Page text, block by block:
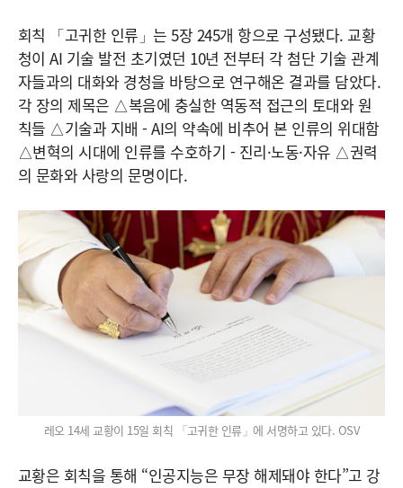
회칙 「고귀한 인류」는 5장 245개 항으로 구성됐다. 교황
청이 AI 기술 발전 초기였던 10년 전부터 각 첨단 기술 관계
자들과의 대화와 경청을 바탕으로 연구해온 결과를 담았다.
각 장의 제목은 △복음에 충실한 역동적 접근의 토대와 원
칙들 △기술과 지배 - AI의 약속에 비추어 본 인류의 위대함
△변혁의 시대에 인류를 수호하기 - 진리·노동·자유 △권력
의 문화와 사랑의 문명이다.
레오 14세 교황이 15일 회칙 「고귀한 인류」에 서명하고 있다. OSV
교황은 회칙을 통해 “인공지능은 무장 해제돼야 한다”고 강